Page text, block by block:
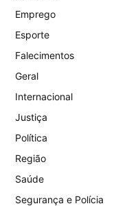
Emprego
Esporte
Falecimentos
Geral
Internacional
Justiça
Política
Região
Saúde
Segurança e Polícia